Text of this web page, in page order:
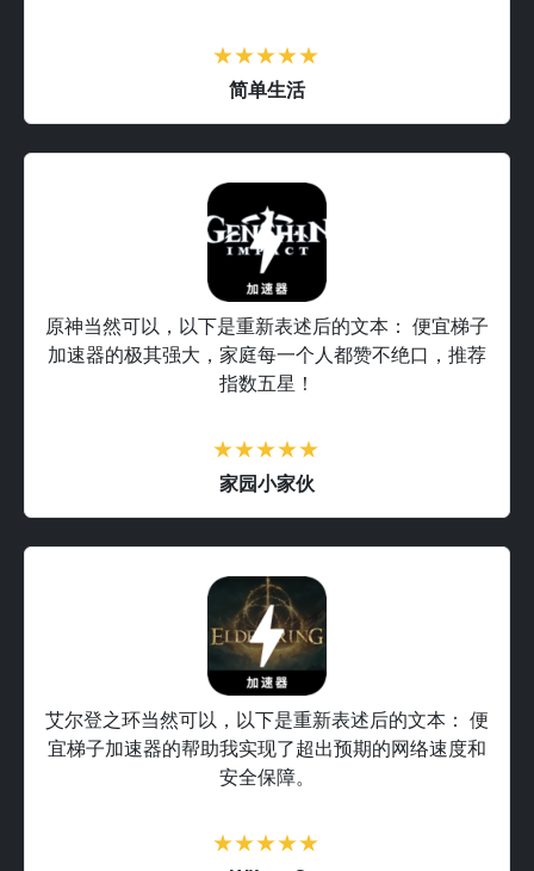
简单生活
原神当然可以，以下是重新表述后的文本： 便宜梯子
加速器的极其强大，家庭每一个人都赞不绝口，推荐
指数五星！
家园小家伙
艾尔登之环当然可以，以下是重新表述后的文本： 便
宜梯子加速器的帮助我实现了超出预期的网络速度和
安全保障。